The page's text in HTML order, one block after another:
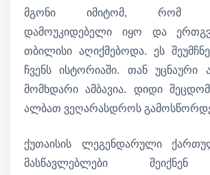
მგონი იმიტომ, რომ
დამოუკიდებელი იყო და
თბილისი აღიქმებოდა. ეს
ჩვენს ისტორიაში. თან უცნაური
მომხდარი ამბავია. დიდი
ალბათ ვეღარასდროს
ქუთაისის ლეგენდარული
მასწავლებლები